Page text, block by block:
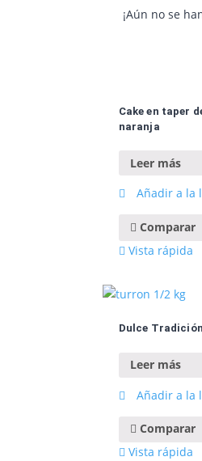
¡Aún no se
Cake en taper
naranja
Leer más
Añadir a la
Comparar
Vista rápida
Dulce
Leer más
Añadir a la
Comparar
Vista rápida